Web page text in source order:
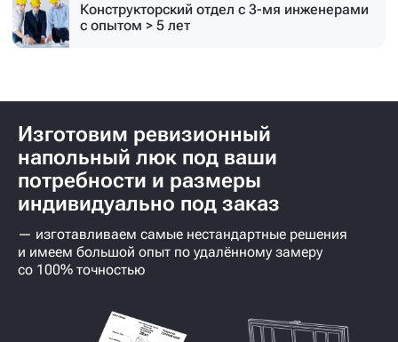
Конструкторский отдел с 3-мя инженерами
с опытом > 5 лет
Изготовим ревизионный
напольный люк под ваши
потребности и размеры
индивидуально под заказ
— изготавливаем самые нестандартные решения
и имеем большой опыт по удалённому замеру
со 100% точностью